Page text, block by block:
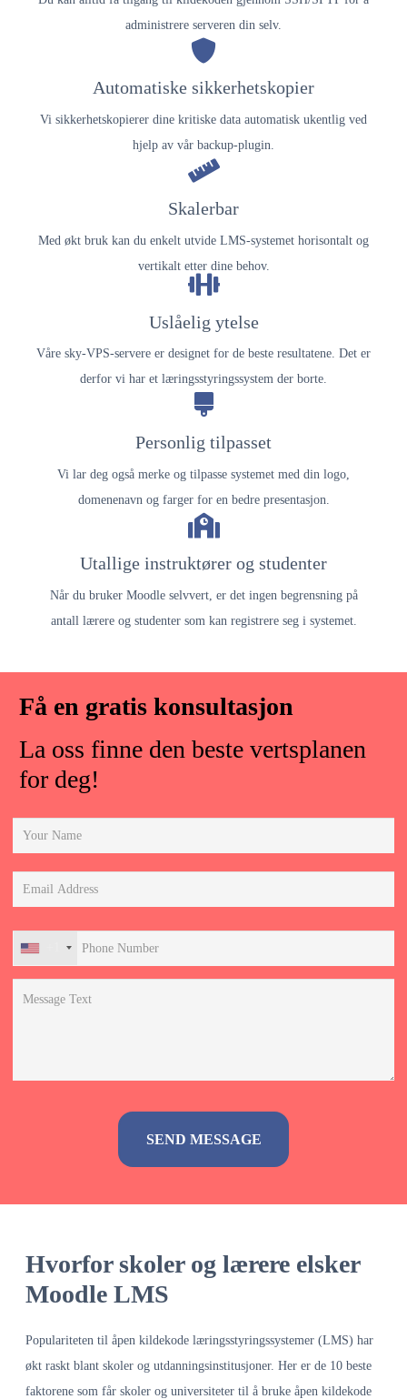
administrere serveren din selv.
Automatiske sikkerhetskopier
Vi sikkerhetskopierer dine kritiske data automatisk ukentlig ved
hjelp av vår backup-plugin.
Skalerbar
Med økt bruk kan du enkelt utvide LMS-systemet horisontalt og
vertikalt etter dine behov.
Uslåelig ytelse
Våre sky-VPS-servere er designet for de beste resultatene. Det er
derfor vi har et læringsstyringssystem der borte.
Personlig tilpasset
Vi lar deg også merke og tilpasse systemet med din logo,
domenenavn og farger for en bedre presentasjon.
Utallige instruktører og studenter
Når du bruker Moodle selvvert, er det ingen begrensning på
antall lærere og studenter som kan registrere seg i systemet.
Få en gratis konsultasjon
La oss finne den beste vertsplanen
for deg!
Hvorfor skoler og lærere elsker
Moodle LMS
Populariteten til åpen kildekode læringsstyringssystemer (LMS) har
økt raskt blant skoler og utdanningsinstitusjoner. Her er de 10 beste
faktorene som får skoler og universiteter til å bruke åpen kildekode